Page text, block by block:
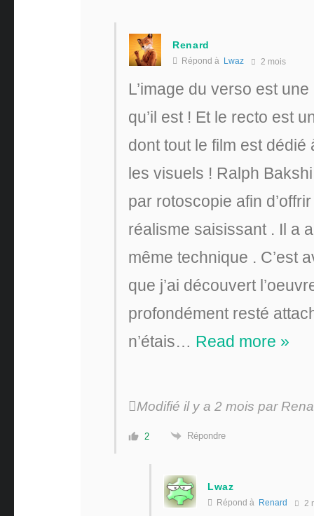
Renard
Répond à Lwaz 2 mois
L’image du verso est
qu’il est ! Et le recto est
dont tout le film est
les visuels ! Ralph
par rotoscopie afin
réalisme saisissant . Il a
même technique . C’est
que j’ai découvert
profondément resté
n’étais… Read more »
Modifié il y a 2 mois par
2 Répondre
Lwaz
Répond à Renard 2